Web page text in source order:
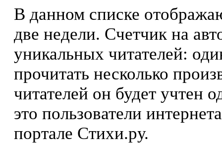
В данном списке
две недели. Счетчик на
уникальных читателей:
прочитать несколько
читателей он будет учтен
это пользователи
портале Стихи.ру.